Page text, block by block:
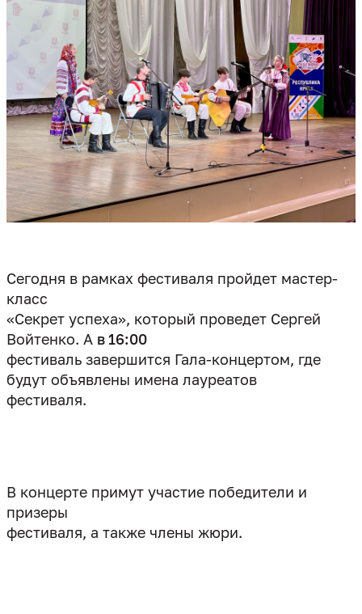
Сегодня в рамках фестиваля пройдет мастер-
класс
«Секрет успеха», который проведет Сергей
Войтенко. А в 16:00
фестиваль завершится Гала-концертом, где
будут объявлены имена лауреатов
фестиваля.
В концерте примут участие победители и
призеры
фестиваля, а также члены жюри.